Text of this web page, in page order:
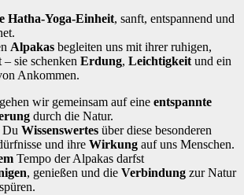
Hatha-Yoga-Einheit, sanft, entspannend und
Alpakas begleiten uns mit ihrer ruhigen,
– sie schenken Erdung, Leichtigkeit und ein
Ankommen.
wir gemeinsam auf eine entspannte
durch die Natur.
Du Wissenswertes über diese besonderen
und ihre Wirkung auf uns Menschen.
Tempo der Alpakas darfst
, genießen und die Verbindung zur Natur